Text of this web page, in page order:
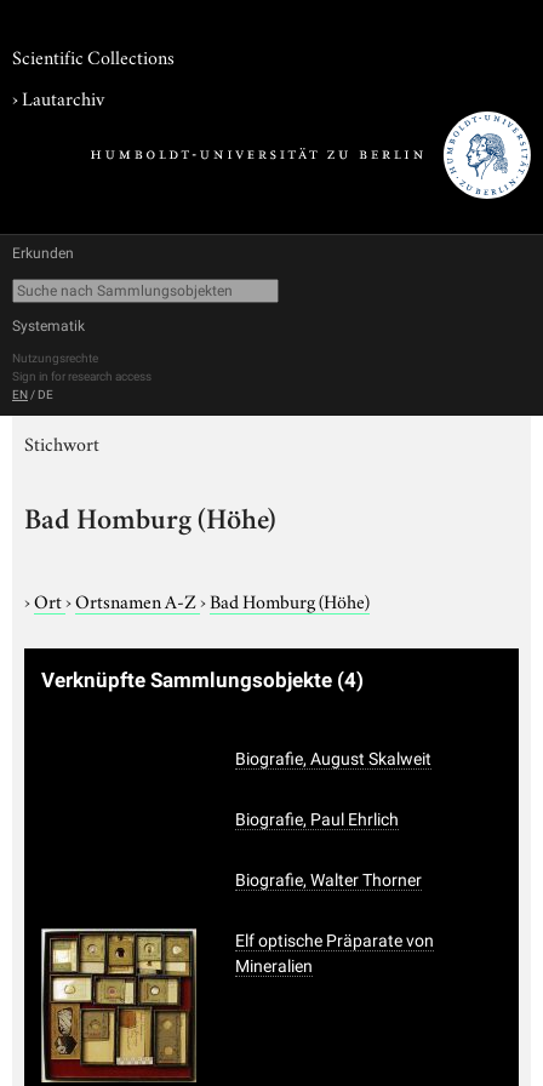
Scientific Collections
›Lautarchiv
Erkunden
Systematik
Nutzungsrechte
Sign in for research access
EN / DE
Stichwort
Bad Homburg (Höhe)
›Ort›Ortsnamen A-Z›Bad Homburg (Höhe)
Verknüpfte Sammlungsobjekte (4)
Biografie, August Skalweit
Biografie, Paul Ehrlich
Biografie, Walter Thorner
Elf optische Präparate von
Mineralien